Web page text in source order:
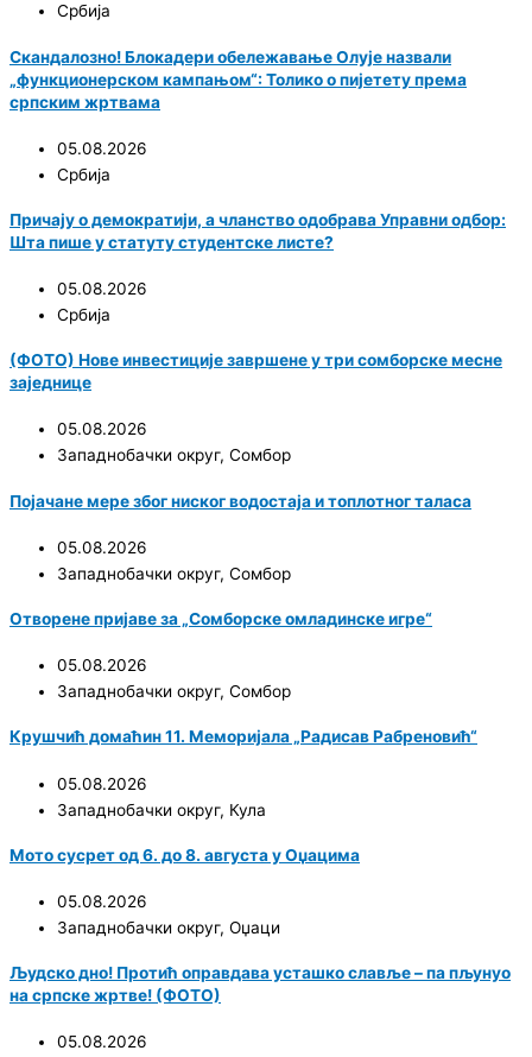
Србија
Скандалозно! Блокадери обележавање Олује назвали
„функционерском кампањом“: Толико о пијетету према
српским жртвама
05.08.2026
Србија
Причају о демократији, а чланство одобрава Управни одбор:
Шта пише у статуту студентске листе?
05.08.2026
Србија
(ФОТО) Нове инвестиције завршене у три сомборске месне
заједнице
05.08.2026
Западнобачки округ, Сомбор
Појачане мере због ниског водостаја и топлотног таласа
05.08.2026
Западнобачки округ, Сомбор
Отворене пријаве за „Сомборске омладинске игре“
05.08.2026
Западнобачки округ, Сомбор
Крушчић домаћин 11. Меморијала „Радисав Рабреновић“
05.08.2026
Западнобачки округ, Кула
Мото сусрет од 6. до 8. августа у Оџацима
05.08.2026
Западнобачки округ, Оџаци
Људско дно! Протић оправдава усташко славље – па пљунуо
на српске жртве! (ФОТО)
05.08.2026